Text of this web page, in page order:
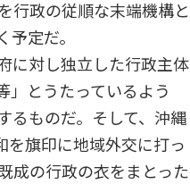
行政の従順な末端機構と
定だ。
に対し独立した行政主体
」とうたっているよう
るものだ。そして、沖縄
を旗印に地域外交に打っ
成の行政の衣をまとった